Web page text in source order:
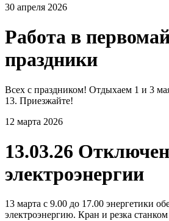
30 апреля 2026
Работа в
праздники
Всех с праздником! Отдыхаем 1 и 3
13. Приезжайте!
12 марта 2026
13.03.26
электроэнергии
13 марта с 9.00 до 17.00 энергетики
электроэнергию. Кран и резка станком